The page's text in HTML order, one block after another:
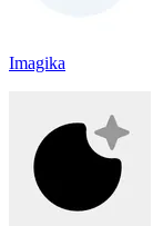
Imagika